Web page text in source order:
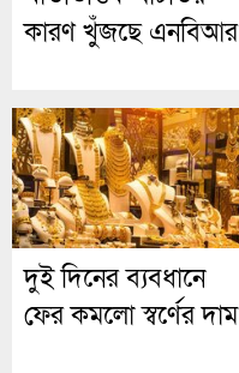
কারণ খুঁজছে এনবিআর
দুই দিনের ব্যবধানে
ফের কমলো স্বর্ণের দাম